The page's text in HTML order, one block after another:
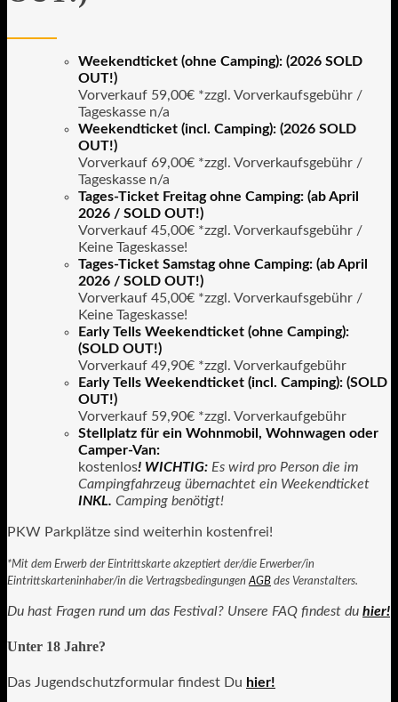
Weekendticket (ohne Camping): (2026 SOLD
OUT!)
Vorverkauf 59,00€ *zzgl. Vorverkaufsgebühr /
Tageskasse n/a
Weekendticket (incl. Camping): (2026 SOLD
OUT!)
Vorverkauf 69,00€ *zzgl. Vorverkaufsgebühr /
Tageskasse n/a
Tages-Ticket Freitag ohne Camping: (ab April
2026 / SOLD OUT!)
Vorverkauf 45,00€ *zzgl. Vorverkaufsgebühr /
Keine Tageskasse!
Tages-Ticket Samstag ohne Camping: (ab April
2026 / SOLD OUT!)
Vorverkauf 45,00€ *zzgl. Vorverkaufsgebühr /
Keine Tageskasse!
Early Tells Weekendticket (ohne Camping):
(SOLD OUT!)
Vorverkauf 49,90€ *zzgl. Vorverkaufgebühr
Early Tells Weekendticket (incl. Camping): (SOLD
OUT!)
Vorverkauf 59,90€ *zzgl. Vorverkaufgebühr
Stellplatz für ein Wohnmobil, Wohnwagen oder
Camper-Van:
kostenlos! WICHTIG: Es wird pro Person die im
Campingfahrzeug übernachtet ein Weekendticket
INKL. Camping benötigt!
PKW Parkplätze sind weiterhin kostenfrei!
*Mit dem Erwerb der Eintrittskarte akzeptiert der/die Erwerber/in
Eintrittskarteninhaber/in die VertragsbedingungenAGB des Veranstalters.
Du hast Fragen rund um das Festival? Unsere FAQ findest du hier!
Unter 18 Jahre?
Das Jugendschutzformular findest Du hier!